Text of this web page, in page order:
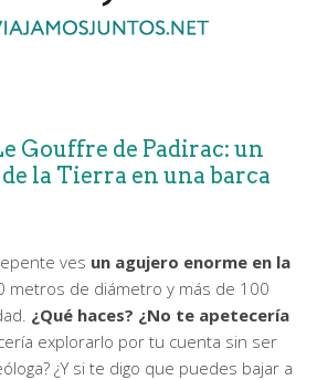
Gouffre de Padirac: un
la Tierra en una barca
ves un agujero enorme en la
metros de diámetro y más de 100
¿Qué haces? ¿No te apetecería
explorarlo por tu cuenta sin ser
¿Y si te digo que puedes bajar a